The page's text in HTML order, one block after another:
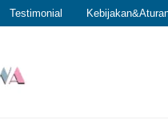
Testimonial